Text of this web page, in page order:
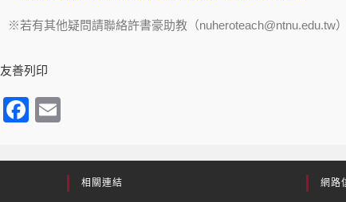
※若有其他疑問請聯絡許書豪助教（nuheroteach@ntnu.edu.tw）
友善列印
F
c
ail
相關連結 網路